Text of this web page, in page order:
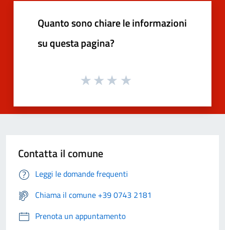
Quanto sono chiare le informazioni
su questa pagina?
Contatta il comune
Leggi le domande frequenti
Chiama il comune +39 0743 2181
Prenota un appuntamento